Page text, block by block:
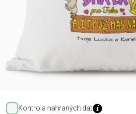
Kontrola nahraných dat